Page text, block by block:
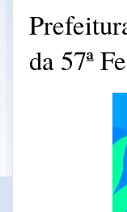
da 57ª